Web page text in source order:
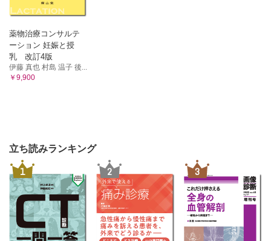
薬物治療コンサルテ
ーション 妊娠と授
乳 改訂4版
伊藤 真也 村島 温子 後...
￥9,900
立ち読みランキング
1 2 3